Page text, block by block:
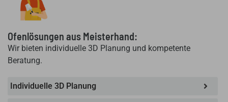
Ofenlösungen aus Meisterhand:
Wir bieten individuelle 3D Planung und kompetente
Beratung.
Individuelle 3D Planung